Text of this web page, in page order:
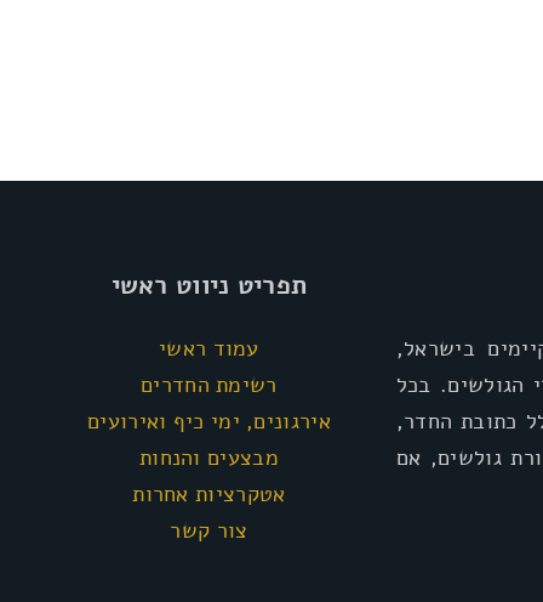
בישראל,
הגולשים. בכל
כתובת החדר,
גולשים, אם
תפריט ניווט ראשי
עמוד ראשי
רשימת החדרים
אירגונים, ימי כיף ואירועים
מבצעים והנחות
אטקרציות אחרות
צור קשר